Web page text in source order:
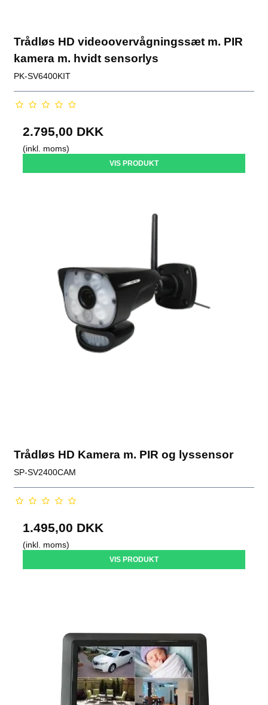
Trådløs HD videoovervågningssæt m. PIR
kamera m. hvidt sensorlys
PK-SV6400KIT
2.795,00 DKK
(inkl. moms)
VIS PRODUKT
Trådløs HD Kamera m. PIR og lyssensor
SP-SV2400CAM
1.495,00 DKK
(inkl. moms)
VIS PRODUKT